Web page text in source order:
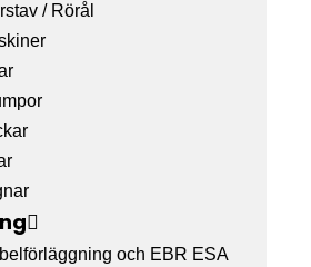
/ Rörål
och EBR ESA